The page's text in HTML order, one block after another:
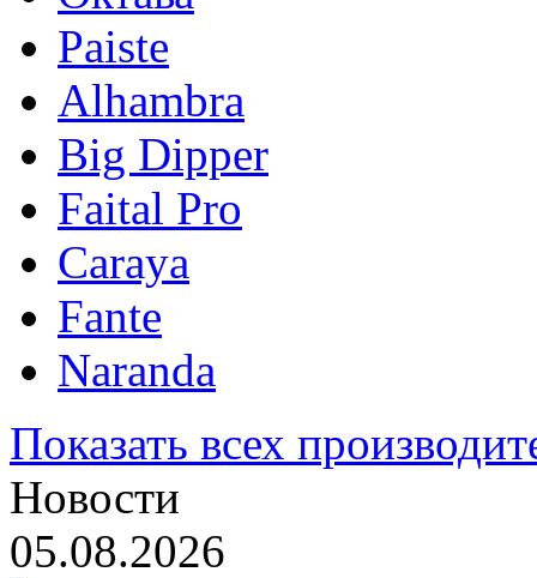
Paiste
Alhambra
Big Dipper
Faital Pro
Caraya
Fante
Naranda
Показать всех
Новости
05.08.2026